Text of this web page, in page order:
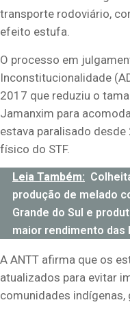
transporte rodoviário,
efeito estufa.
O processo em
Inconstitucionalidade
2017 que reduziu o
Jamanxim para
estava paralisado
físico do STF.
Leia Também:
produção de melado
Grande do Sul e
maior rendimento das
A ANTT afirma que os
atualizados para evitar
comunidades